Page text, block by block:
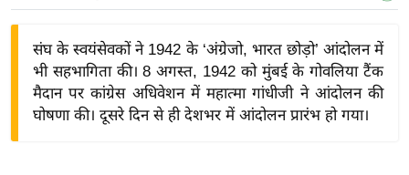
य
संघ के स्वयंसेवकों ने 1942 के ‘अंग्रेजो, भारत छोड़ो’ आंदोलन में
भी सहभागिता की। 8 अगस्त, 1942 को मुंबई के गोवलिया टैंक
मैदान पर कांग्रेस अधिवेशन में महात्मा गांधीजी ने आंदोलन की
घोषणा की। दूसरे दिन से ही देशभर में आंदोलन प्रारंभ हो गया।